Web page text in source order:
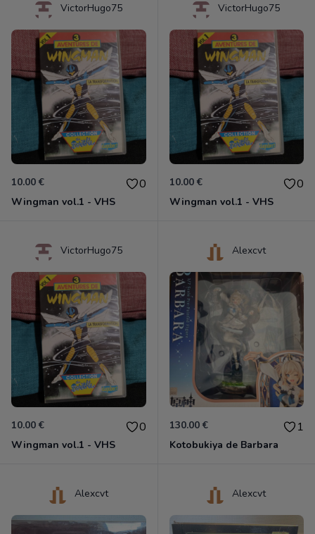
VictorHugo75
10.00 € 0
Wingman vol.1 - VHS
VictorHugo75
10.00 € 0
Wingman vol.1 - VHS
VictorHugo75
10.00 € 0
Wingman vol.1 - VHS
Alexcvt
130.00 € 1
Kotobukiya de Barbara
Alexcvt Alexcvt